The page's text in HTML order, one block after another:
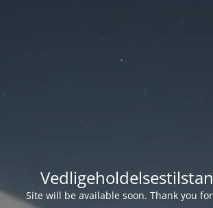
Site will be available soon. Thank you